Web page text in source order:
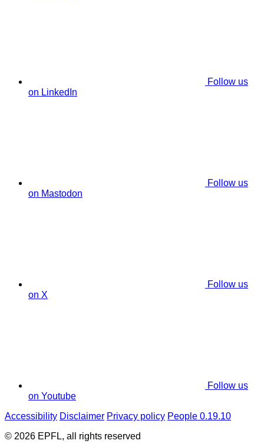
Follow us
on LinkedIn
Follow us
on Mastodon
Follow us
on X
Follow us
on Youtube
Accessibility Disclaimer Privacy policy People 0.19.10
© 2026 EPFL, all rights reserved